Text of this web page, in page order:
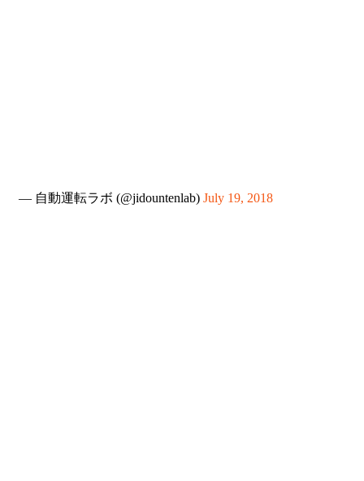
— 自動運転ラボ (@jidountenlab) July 19, 2018